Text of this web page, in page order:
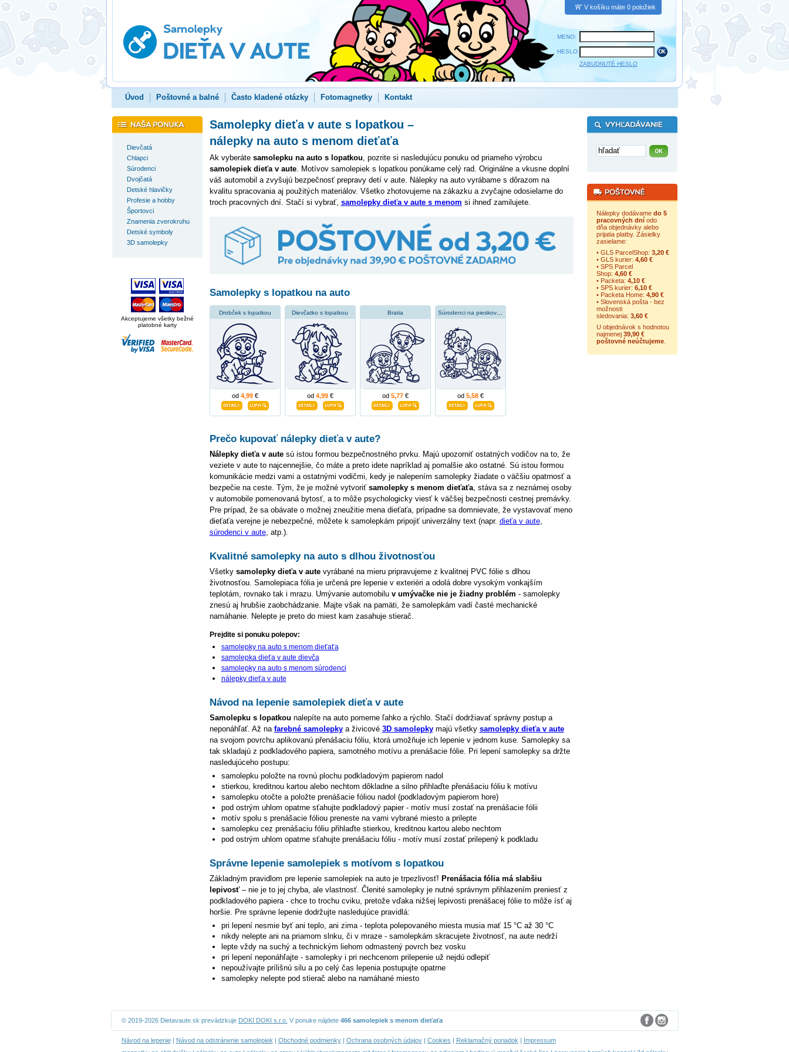
V košíku máte 0 položiek
MENO:
HESLO:
ZABUDNUTÉ HESLO
Úvod Poštovné a balné Často kladené otázky Fotomagnetky Kontakt
Dievčatá
Chlapci
Súrodenci
Dvojčatá
Detské hlavičky
Profesie a hobby
Športovci
Znamenia zverokruhu
Detské symboly
3D samolepky
Akceptujeme všetky bežné
platobné karty
Samolepky dieťa v aute s lopatkou –
nálepky na auto s menom dieťaťa
Ak vyberáte samolepku na auto s lopatkou, pozrite si nasledujúcu ponuku od priameho výrobcu
samolepiek dieťa v aute. Motívov samolepiek s lopatkou ponúkame celý rad. Originálne a vkusne doplní
váš automobil a zvyšujú bezpečnosť prepravy detí v aute. Nálepky na auto vyrábame s dôrazom na
kvalitu spracovania aj použitých materiálov. Všetko zhotovujeme na zákazku a zvyčajne odosielame do
troch pracovných dní. Stačí si vybrať, samolepky dieťa v aute s menom si ihneď zamilujete.
Samolepky s lopatkou na auto
Drobček s lopatkou
od 4,99€
Dievčatko s lopatkou
od 4,99€
Bratia
od 5,77€
Súrodenci na pieskovisku
od 5,58€
Prečo kupovať nálepky dieťa v aute?
Nálepky dieťa v autesú istou formou bezpečnostného prvku. Majú upozorniť ostatných vodičov na to, že
veziete v aute to najcennejšie, čo máte a preto idete napríklad aj pomalšie ako ostatné. Sú istou formou
komunikácie medzi vami a ostatnými vodičmi, kedy je nalepením samolepky žiadate o väčšiu opatrnosť a
bezpečie na ceste. Tým, že je možné vytvoriť samolepky s menom dieťaťa, stáva sa z neznámej osoby
v automobile pomenovaná bytosť, a to môže psychologicky viesť k väčšej bezpečnosti cestnej premávky.
Pre prípad, že sa obávate o možnej zneužitie mena dieťaťa, prípadne sa domnievate, že vystavovať meno
dieťaťa verejne je nebezpečné, môžete k samolepkám pripojiť univerzálny text (napr. dieťa v aute,
súrodenci v aute, atp.).
Kvalitné samolepky na auto s dlhou životnosťou
Všetky samolepky dieťa v autevyrábané na mieru pripravujeme z kvalitnej PVC fólie s dlhou
životnosťou. Samolepiaca fólia je určená pre lepenie v exteriéri a odolá dobre vysokým vonkajším
teplotám, rovnako tak i mrazu. Umývanie automobilu v umývačke nie je žiadny problém - samolepky
znesú aj hrubšie zaobchádzanie. Majte však na pamäti, že samolepkám vadí časté mechanické
namáhanie. Nelepte je preto do miest kam zasahuje stierač.
Prejdite si ponuku polepov:
samolepky na auto s menom dieťaťa
samolepka dieťa v aute dievča
samolepky na auto s menom súrodenci
nálepky dieťa v aute
Návod na lepenie samolepiek dieťa v aute
Samolepku s lopatkou nalepíte na auto pomerne ľahko a rýchlo. Stačí dodržiavať správny postup a
neponáhľať. Až na farebné samolepkya živicové 3D samolepkymajú všetky samolepky dieťa v aute
na svojom povrchu aplikovanú přenášaciu fóliu, ktorá umožňuje ich lepenie v jednom kuse. Samolepky sa
tak skladajú z podkladového papiera, samotného motívu a prenášacie fólie. Pri lepení samolepky sa držte
nasledujúceho postupu:
samolepku položte na rovnú plochu podkladovým papierom nadol
stierkou, kreditnou kartou alebo nechtom dôkladne a silno přihlaďte přenášaciu fóliu k motívu
samolepku otočte a položte prenášacie fóliou nadol (podkladovým papierom hore)
pod ostrým uhlom opatrne sťahujte podkladový papier - motív musí zostať na prenášacie fólii
motív spolu s prenášacie fóliou preneste na vami vybrané miesto a prilepte
samolepku cez prenášaciu fóliu přihlaďte stierkou, kreditnou kartou alebo nechtom
pod ostrým uhlom opatrne sťahujte prenášaciu fóliu - motív musí zostať prilepený k podkladu
Správne lepenie samolepiek s motívom s lopatkou
Základným pravidlom pre lepenie samolepiek na auto je trpezlivosť! Prenášacia fólia má slabšiu
lepivosť– nie je to jej chyba, ale vlastnosť. Členité samolepky je nutné správnym přihlazením preniesť z
podkladového papiera - chce to trochu cviku, pretože vďaka nižšej lepivosti prenášacej fólie to môže ísť aj
horšie. Pre správne lepenie dodržujte nasledujúce pravidlá:
pri lepení nesmie byť ani teplo, ani zima - teplota polepovaného miesta musia mať 15 °C až 30 °C
nikdy nelepte ani na priamom slnku, či v mraze - samolepkám skracujete životnosť, na aute nedrží
lepte vždy na suchý a technickým liehom odmastený povrch bez vosku
pri lepení neponáhľajte - samolepky i pri nechcenom prilepenie už nejdú odlepiť
nepoužívajte prílišnú silu a po celý čas lepenia postupujte opatrne
samolepky nelepte pod stierač alebo na namáhané miesto
Nálepky dodávame do 5
pracovných dníodo
dňa objednávky alebo
prijatia platby. Zásielky
zasielame:
• GLS ParcelShop: 3,20 €
• GLS kurier: 4,60 €
• SPS Parcel
Shop: 4,60 €
• Packeta: 4,10 €
• SPS kurier: 6,10 €
• Packeta Home: 4,90 €
• Slovenská pošta - bez
možnosti
sledovania: 3,60 €
U objednávok s hodnotou
najmenej 39,90 €
poštovné neúčtujeme.
© 2019-2026 Dietavaute.sk prevádzkuje DOKI DOKI s.r.o. V ponuke nájdete 466 samolepiek s menom dieťaťa
Návod na lepenie| Návod na odstránenie samolepiek | Obchodné podmienky| Ochrana osobných údajov| Cookies | Reklamačný poriadok | Impressum